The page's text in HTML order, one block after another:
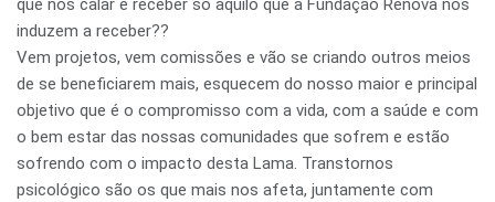
que nos calar e receber só aquilo que a Fundação Renova nos
induzem a receber??
Vem projetos, vem comissões e vão se criando outros meios
de se beneficiarem mais, esquecem do nosso maior e principal
objetivo que é o compromisso com a vida, com a saúde e com
o bem estar das nossas comunidades que sofrem e estão
sofrendo com o impacto desta Lama. Transtornos
psicológico são os que mais nos afeta, juntamente com